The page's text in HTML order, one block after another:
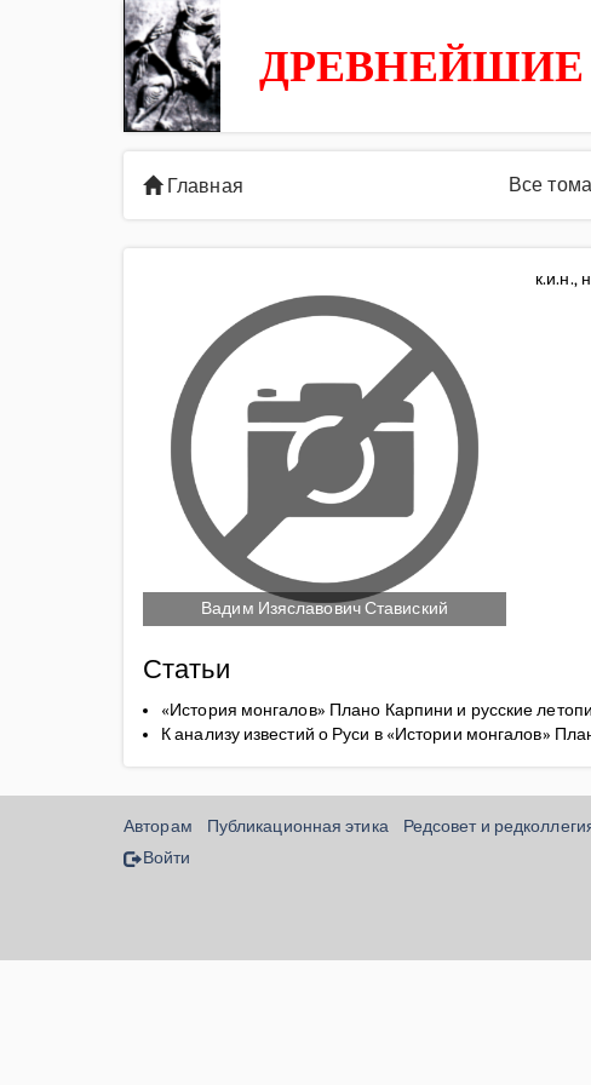
ДРЕВНЕЙШИЕ
Главная Все тома
Вадим Изяславович Ставиский
к.и.н.,
Статьи
«История монгалов» Плано Карпини и русские
К анализу известий о Руси в «Истории монгалов»
Авторам Публикационная этика Редсовет и
Войти